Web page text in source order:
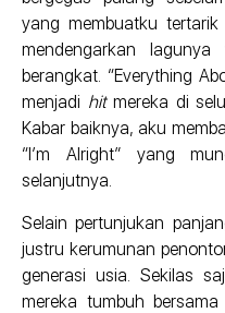
yang membuatku
mendengarkan
berangkat. “Everything
menjadi hitmereka di
Kabar baiknya, aku
“I’m Alright” yang
selanjutnya.
Selain pertunjukan
justru kerumunan
generasi usia. Sekilas
mereka tumbuh